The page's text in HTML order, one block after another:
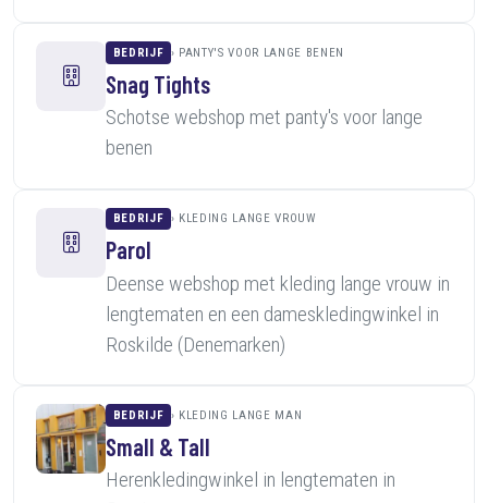
BEDRIJF PANTY'S VOOR LANGE BENEN
Snag Tights
Schotse webshop met panty's voor lange
benen
BEDRIJF KLEDING LANGE VROUW
Parol
Deense webshop met kleding lange vrouw in
lengtematen en een dameskledingwinkel in
Roskilde (Denemarken)
BEDRIJF KLEDING LANGE MAN
Small & Tall
Herenkledingwinkel in lengtematen in